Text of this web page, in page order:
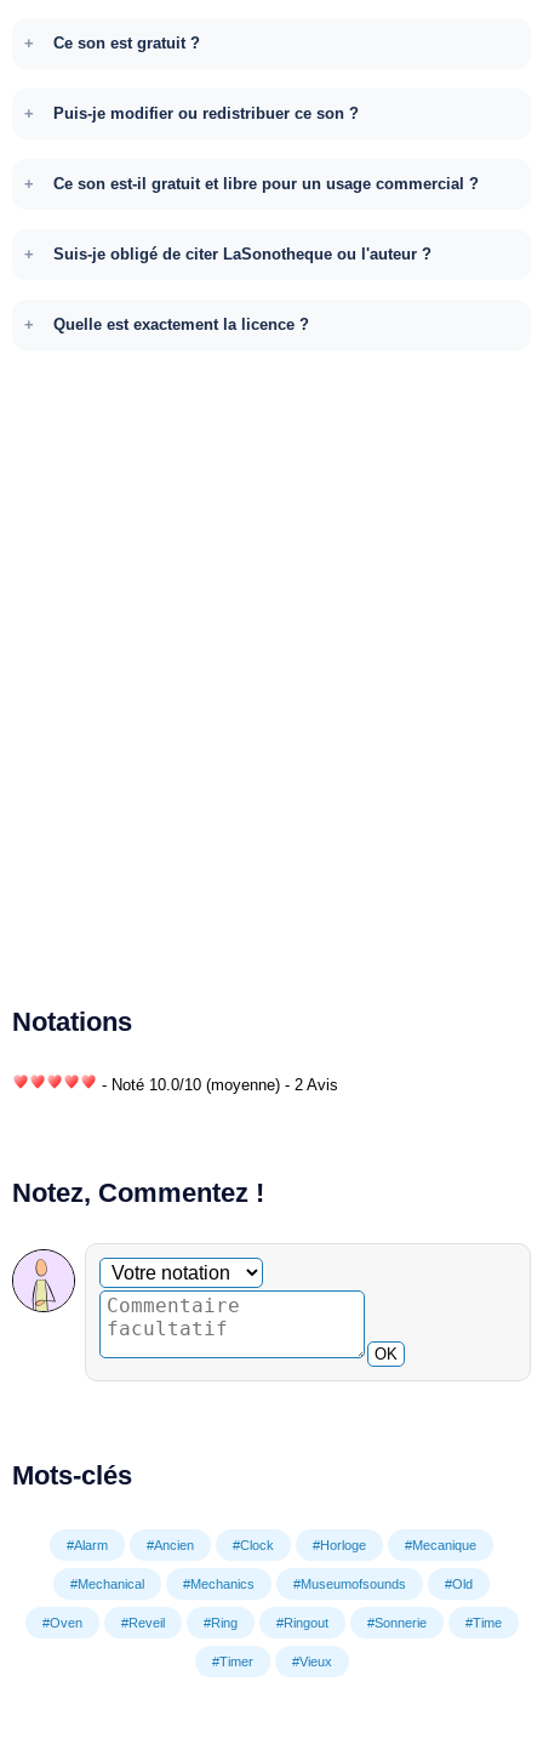
Ce son est gratuit ?
Puis-je modifier ou redistribuer ce son ?
Ce son est-il gratuit et libre pour un usage commercial ?
Suis-je obligé de citer LaSonotheque ou l'auteur ?
Quelle est exactement la licence ?
Notations
- Noté 10.0/10 (moyenne) - 2 Avis
Notez, Commentez !
Commentaire facultatif
Votre notation
OK
Mots-clés
#Alarm #Ancien #Clock #Horloge #Mecanique
#Mechanical #Mechanics #Museumofsounds #Old
#Oven #Reveil #Ring #Ringout #Sonnerie #Time
#Timer #Vieux